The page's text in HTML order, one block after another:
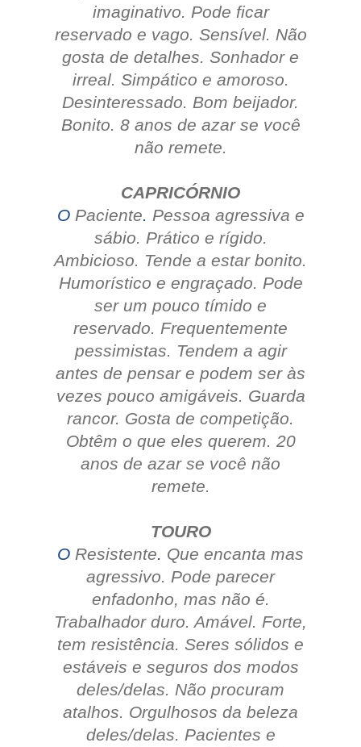
imaginativo. Pode ficar
reservado e vago. Sensível. Não
gosta de detalhes. Sonhador e
irreal. Simpático e amoroso.
Desinteressado. Bom beijador.
Bonito. 8 anos de azar se você
não remete.
CAPRICÓRNIO
OPaciente. Pessoa agressiva e
sábio. Prático e rígido.
Ambicioso. Tende a estar bonito.
Humorístico e engraçado. Pode
ser um pouco tímido e
reservado. Frequentemente
pessimistas. Tendem a agir
antes de pensar e podem ser às
vezes pouco amigáveis. Guarda
rancor. Gosta de competição.
Obtêm o que eles querem. 20
anos de azar se você não
remete.
TOURO
O Resistente. Que encanta mas
agressivo. Pode parecer
enfadonho, mas não é.
Trabalhador duro. Amável. Forte,
tem resistência. Seres sólidos e
estáveis e seguros dos modos
deles/delas. Não procuram
atalhos. Orgulhosos da beleza
deles/delas. Pacientes e